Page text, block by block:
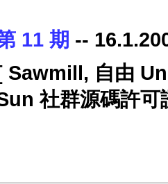
11 期 --
Sawmill, 自由
社群源碼許可